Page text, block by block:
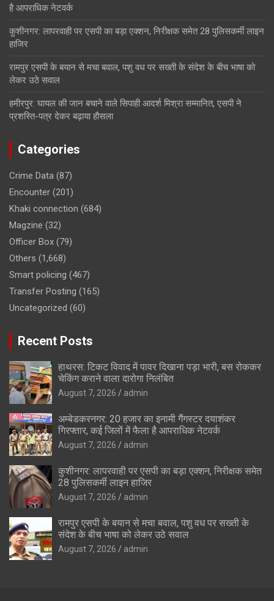
है आपराधिक नेटवर्क
कुशीनगर: लापरवाही पर एसपी का बड़ा एक्शन, निरीक्षक समेत 28 पुलिसकर्मी लाइन
हाजिर
रामपुर एसपी के बयान से मचा बवाल, पशु वध पर सख्ती के संदेश के बीच भाषा को
लेकर उठे सवाल
हमीरपुर: घायल की जान बचाने वाले सिपाही आदर्श मिश्रा सम्मानित, एसपी ने
प्रशस्ति-पत्र देकर बढ़ाया हौसला
Categories
Crime Data (87)
Encounter (201)
Khaki connection (684)
Magzine (32)
Officer Box (79)
Others (1,668)
Smart policing (467)
Transfer Posting (165)
Uncategorized (60)
Recent Posts
हाथरस: टिकट विवाद में पावर दिखाना पड़ा भारी, बस रोककर
चेकिंग कराने वाला दारोगा निलंबित
August 7, 2026 admin
अम्बेडकरनगर: 20 हजार का इनामी गैंगस्टर दयाशंकर
गिरफ्तार, कई जिलों में फैला है आपराधिक नेटवर्क
August 7, 2026 admin
कुशीनगर: लापरवाही पर एसपी का बड़ा एक्शन, निरीक्षक समेत
28 पुलिसकर्मी लाइन हाजिर
August 7, 2026 admin
रामपुर एसपी के बयान से मचा बवाल, पशु वध पर सख्ती के
संदेश के बीच भाषा को लेकर उठे सवाल
August 7, 2026 admin